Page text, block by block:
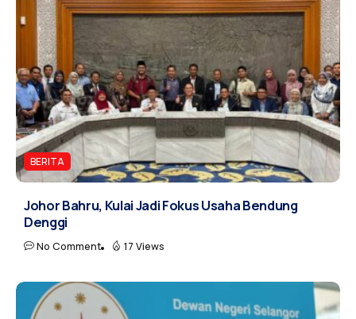
BERITA
Johor Bahru, Kulai Jadi Fokus Usaha Bendung
Denggi
No Comment 17 Views